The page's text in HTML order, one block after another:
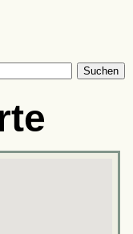
Suchen